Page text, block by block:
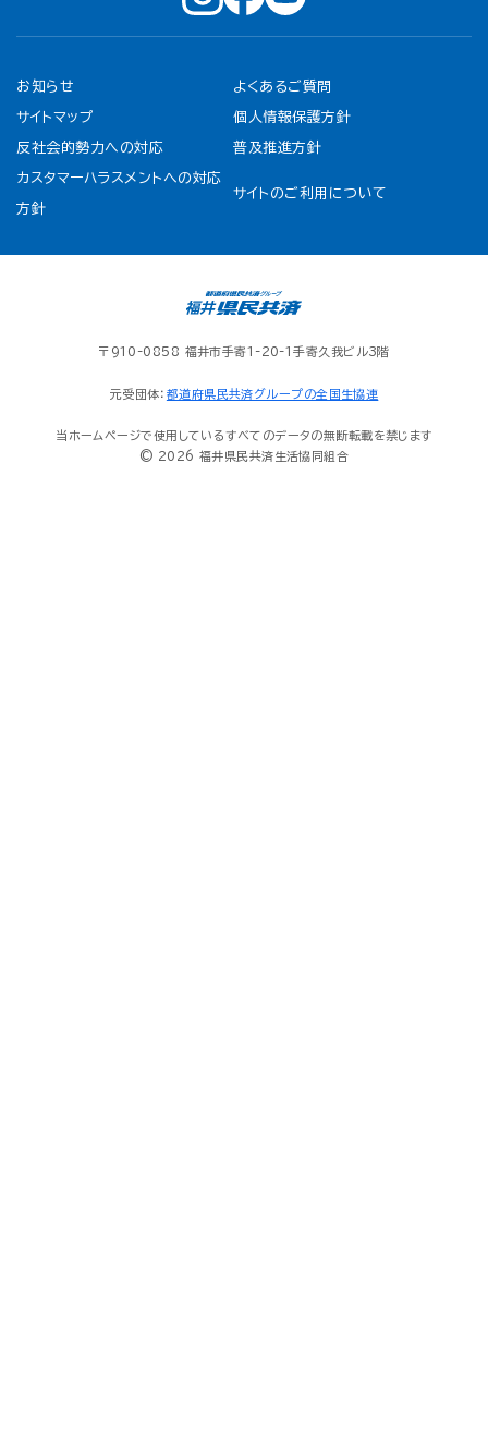
お知らせ よくあるご質問
サイトマップ 個人情報保護方針
反社会的勢力への対応 普及推進方針
カスタマーハラスメントへの対応
方針
サイトのご利用について
〒910-0858 福井市手寄1-20-1手寄久我ビル3階
元受団体： 都道府県民共済グループの全国生協連
当ホームページで使用しているすべてのデータの無断転載を禁じます
© 2026 福井県民共済生活協同組合